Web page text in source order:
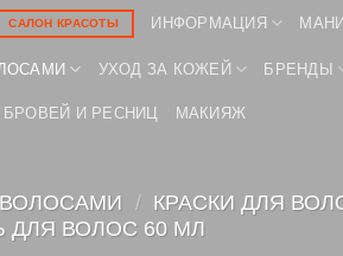
САЛОН КРАСОТЫ ИНФОРМАЦИЯ
УХОД ЗА КОЖЕЙ БРЕНДЫ
БРОВЕЙ И РЕСНИЦ МАКИЯЖ
/ КРАСКИ ДЛЯ
ДЛЯ ВОЛОС 60 МЛ